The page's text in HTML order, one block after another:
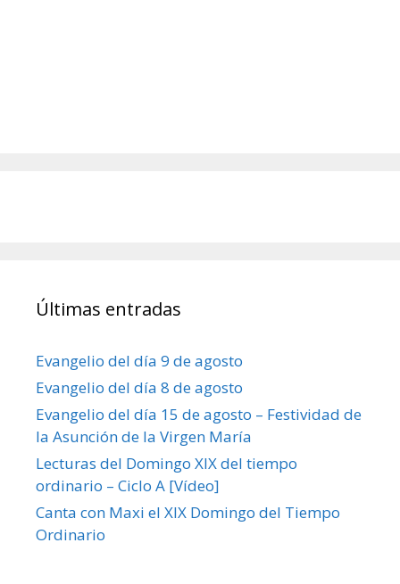
Últimas entradas
Evangelio del día 9 de agosto
Evangelio del día 8 de agosto
Evangelio del día 15 de agosto – Festividad de
la Asunción de la Virgen María
Lecturas del Domingo XIX del tiempo
ordinario – Ciclo A [Vídeo]
Canta con Maxi el XIX Domingo del Tiempo
Ordinario